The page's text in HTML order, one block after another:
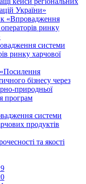
України»
«Впровадження
ринку
системи
ринку харчової
бізнесу через
природньої
програм
системи
продуктів
та якості